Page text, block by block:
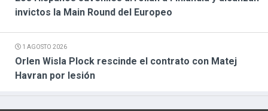
invictos la Main Round del Europeo
1 AGOSTO 2026
Orlen Wisla Plock rescinde el contrato con Matej
Havran por lesión